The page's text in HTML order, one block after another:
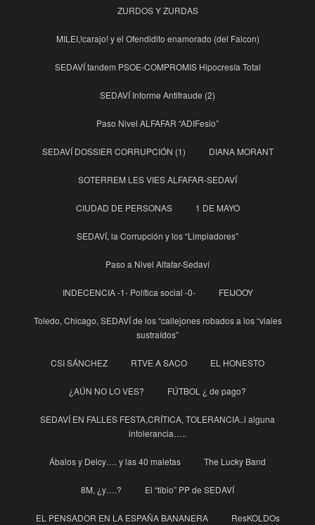
ZURDOS Y ZURDAS
MILEI,!carajo! y el Ofendidito enamorado (del Falcon)
SEDAVÍ tandem PSOE-COMPROMIS Hipocresía Total
SEDAVÍ Informe Antifraude (2)
Paso Nivel ALFAFAR “ADIFesio”
SEDAVÍ DOSSIER CORRUPCIÓN (1) DIANA MORANT
SOTERREM LES VIES ALFAFAR-SEDAVÍ
CIUDAD DE PERSONAS 1 DE MAYO
SEDAVÍ, la Corrupción y los “Limpiadores”
Paso a Nivel Alfafar-Sedaví
INDECENCIA -1- Política social -0- FEIJOOY
Toledo, Chicago, SEDAVÍ de los “callejones robados a los “viales
sustraídos”
CSI SÁNCHEZ RTVE A SACO EL HONESTO
¿AÚN NO LO VES? FÚTBOL ¿ de pago?
SEDAVÍ EN FALLES FESTA,CRÍTICA, TOLERANCIA..i alguna
intolerancia…..
Ábalos y Delcy…. y las 40 maletas The Lucky Band
8M, ¿y….? El “tibio” PP de SEDAVÍ
EL PENSADOR EN LA ESPAÑA BANANERA ResKOLDOs